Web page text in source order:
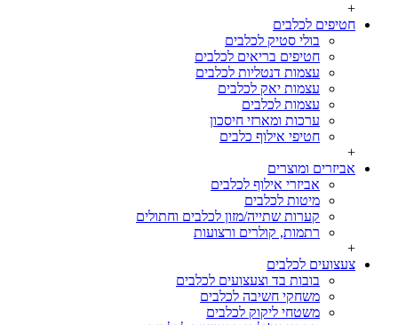
+
חטיפים לכלבים
בולי סטיק לכלבים
חטיפים בריאים לכלבים
עצמות דנטליות לכלבים
עצמות יאק לכלבים
עצמות לכלבים
ערכות ומארזי חיסכון
חטיפי אילוף כלבים
+
אביזרים ומוצרים
אביזרי אילוף לכלבים
מיטות לכלבים
קערות שתייה/מזון לכלבים וחתולים
רתמות, קולרים ורצועות
+
צעצועים לכלבים
בובות בד וצעצועים לכלבים
משחקי חשיבה לכלבים
משטחי ליקוק לכלבים